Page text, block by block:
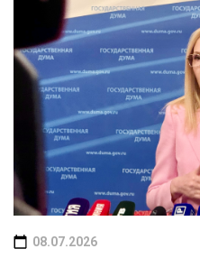
08.07.2026